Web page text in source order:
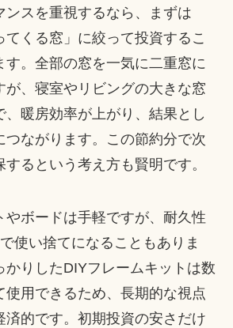
ンスを重視するなら、まずは
てくる窓」に絞って投資するこ
す。全部の窓を一気に二重窓に
が、寝室やリビングの大きな窓
、暖房効率が上がり、結果とし
つながります。この節約分で次
るという考え方も賢明です。
やボードは手軽ですが、耐久性
使い捨てになることもありま
かりしたDIYフレームキットは数
使用できるため、長期的な視点
済的です。初期投資の安さだけ